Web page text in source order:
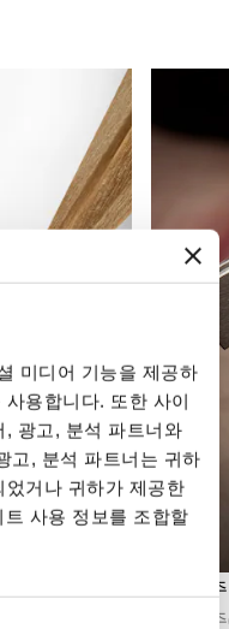
미디어 기능을 제공하
용합니다. 또한 사이
, 광고, 분석 파트너와
고, 분석 파트너는 귀하
거나 귀하가 제공한
사용 정보를 조합할
앙글라주
앙글라